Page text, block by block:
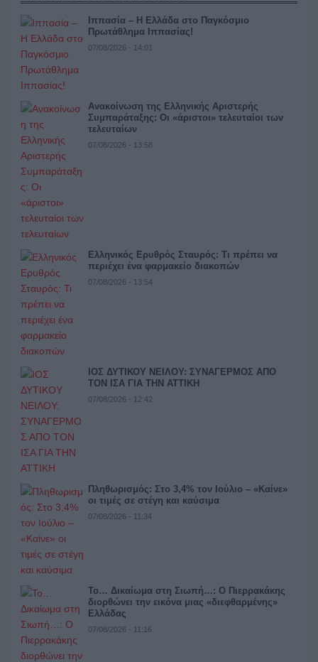
Ιππασία – Η Ελλάδα στο Παγκόσμιο
Πρωτάθλημα Ιππασίας!
07/08/2026 - 14:01
Ανακοίνωση της Ελληνικής Αριστερής
Συμπαράταξης: Οι «άριστοι» τελευταίοι των
τελευταίων
07/08/2026 - 13:58
Ελληνικός Ερυθρός Σταυρός: Τι πρέπει να
περιέχει ένα φαρμακείο διακοπών
07/08/2026 - 13:54
ΙΟΣ ΔΥΤΙΚΟΥ ΝΕΙΛΟΥ: ΣΥΝΑΓΕΡΜΟΣ ΑΠΟ
ΤΟΝ ΙΣΑ ΓΙΑ ΤΗΝ ΑΤΤΙΚΗ
07/08/2026 - 12:42
Πληθωρισμός: Στο 3,4% τον Ιούλιο – «Καίνε»
οι τιμές σε στέγη και καύσιμα
07/08/2026 - 11:34
Το… Δικαίωμα στη Σιωπή…: Ο Πιερρακάκης
διορθώνει την εικόνα μιας «διεφθαρμένης»
Ελλάδας
07/08/2026 - 11:16